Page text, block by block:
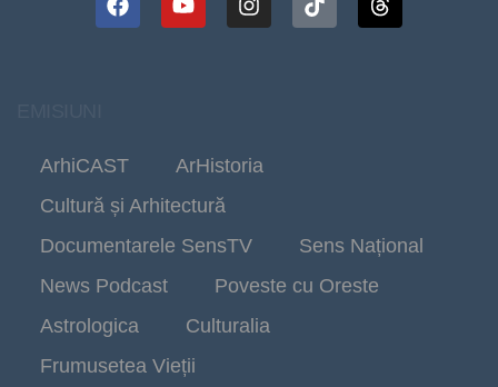
ArhiCAST
ArHistoria
Cultură și Arhitectură
Documentarele SensTV
Sens Național
News Podcast
Poveste cu Oreste
Astrologica
Culturalia
Frumusetea Vieții